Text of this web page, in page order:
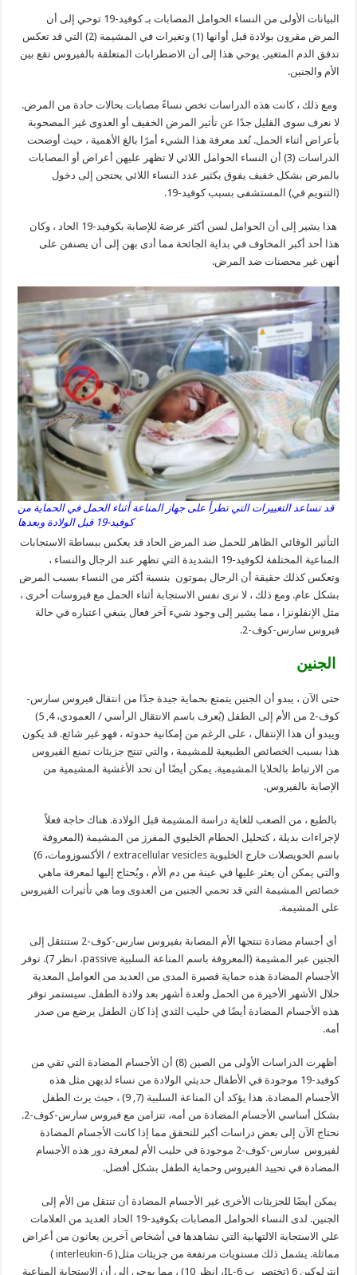
البيانات الأولى من النساء الحوامل المصابات بـ كوفيد-19 توحي إلى أن
المرض مقرون بولادة قبل أوانها (1) وتغيرات في المشيمة (2) التي قد تعكس
تدفق الدم المتغير. يوحي هذا إلى أن الاضطرابات المتعلقة بالفيروس تقع بين
الأم والجنين.
ومع ذلك ، كانت هذه الدراسات تخص نساءً مصابات بحالات حادة من المرض.
لا نعرف سوى القليل جدًا عن تأثير المرض الخفيف أو العدوى غير المصحوبة
بأعراض أثناء الحمل. تُعد معرفة هذا الشيء أمرًا بالغ الأهمية ، حيث أوضحت
الدراسات (3) أن النساء الحوامل اللائي لا تظهر عليهن أعراض أو المصابات
بالمرض بشكل خفيف يفوق بكثير عدد النساء اللائي يحتجن إلى دخول
(التنويم في) المستشفى بسبب كوفيد-19.
هذا يشير إلى أن الحوامل لسن أكثر عرضة للإصابة بكوفيد-19 الحاد ، وكان
هذا أحد أكبر المخاوف في بداية الجائحة مما أدى بهن إلى أن يصنفن على
أنهن غير محصنات ضد المرض.
قد تساعد التغييرات التي تطرأ على جهاز المناعة أثناء الحمل في الحماية من
كوفيد-19 قبل الولادة وبعدها
التأثير الوقائي الظاهر للحمل ضد المرض الحاد قد يعكس ببساطة الاستجابات
المناعية المختلفة لكوفيد-19 الشديدة التي تظهر عند الرجال والنساء ،
وتعكس كذلك حقيقة أن الرجال يموتون بنسبة أكثر من النساء بسبب المرض
بشكل عام. ومع ذلك ، لا نرى نفس الاستجابة أثناء الحمل مع فيروسات أخرى ،
مثل الإنفلونزا ، مما يشير إلى وجود شيء آخر فعال ينبغي اعتباره في حالة
فيروس سارس-كوف-2.
الجنين
حتى الآن ، يبدو أن الجنين يتمتع بحماية جيدة جدًا من انتقال فيروس سارس-
كوف-2 من الأم إلى الطفل (يُعرف باسم الانتقال الرأسي / العمودي، 4, 5)
ويبدو أن هذا الإنتقال ، على الرغم من إمكانية حدوثه ، فهو غير شائع. قد يكون
هذا بسبب الخصائص الطبيعية للمشيمة ، والتي تنتج جزيئات تمنع الفيروس
من الارتباط بالخلايا المشيمية. يمكن أيضًا أن تحد الأغشية المشيمية من
الإصابة بالفيروس.
بالطبع ، من الصعب للغاية دراسة المشيمة قبل الولادة. هناك حاجة فعلاً
لإجراءات بديلة ، كتحليل الحطام الخليوي المفرز من المشيمة (المعروفة
باسم الحويصلات خارج الخليوية extracellular vesicles
/ الأكسوزومات، 6)
والتي يمكن أن يعثر عليها في عينة من دم الأم ، ويُحتاج إليها لمعرفة ماهي
خصائص المشيمة التي قد تحمي الجنين من العدوى وما هي تأثيرات الفيروس
على المشيمة.
أي أجسام مضادة تنتجها الأم المصابة بفيروس سارس-كوف-2 ستنتقل إلى
الجنين عبر المشيمة (المعروفة باسم المناعة السلبيةpassive
، انظر 7). توفر
الأجسام المضادة هذه حماية قصيرة المدى من العديد من العوامل المعدية
خلال الأشهر الأخيرة من الحمل ولعدة أشهر بعد ولادة الطفل. سيستمر توفر
هذه الأجسام المضادة أيضًا في حليب الثدي إذا كان الطفل يرضع من صدر
أمه.
أظهرت الدراسات الأولى من الصين (8) أن الأجسام المضادة التي تقي من
كوفيد-19 موجودة في الأطفال حديثي الولادة من نساء لديهن مثل هذه
الأجسام المضادة. هذا يؤكد أن المناعة السلبية (7, 9) ، حيث يرث الطفل
بشكل أساسي الأجسام المضادة من أمه، تتزامن مع فيروس سارس-كوف-2.
نحتاج الآن إلى بعض دراسات أكبر للتحقق مما إذا كانت الأجسام المضادة
لفيروس سارس-كوف-2 موجودة في حليب الأم لمعرفة دور هذه الأجسام
المضادة في تحييد الفيروس وحماية الطفل بشكل أفضل.
يمكن أيضًا للجزيئات الأخرى غير الأجسام المضادة أن تنتقل من الأم إلى
الجنين. لدى النساء الحوامل المصابات بكوفيد-19 الحاد العديد من العلامات
علي الاستجابة الالتهابية التي نشاهدها في أشخاص آخرين يعانون من أعراض
مماثلة. يشمل ذلك مستويات مرتفعة من جزيئات مثل( interleukin-6
)
إنترلوكين 6 (تختصر ب
IL-6 ، انظر 10) ، مما يوحي إلى أن الاستجابة المناعية